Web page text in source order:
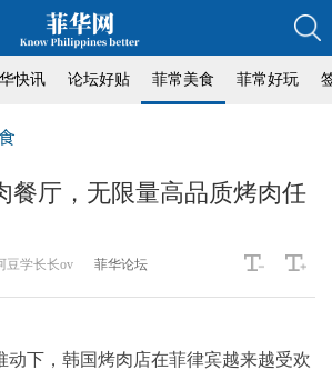
快讯 论坛好贴 菲常美食 菲常好玩
餐厅，无限量高品质烤肉任
豆学长长ov 菲华论坛
动下，韩国烤肉店在菲律宾越来越受欢